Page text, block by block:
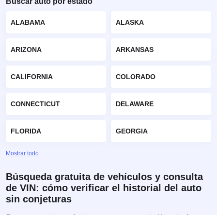
ALABAMA ALASKA
ARIZONA ARKANSAS
CALIFORNIA COLORADO
CONNECTICUT DELAWARE
FLORIDA GEORGIA
Mostrar todo
Búsqueda gratuita de vehículos y consulta
de VIN: cómo verificar el historial del auto
sin conjeturas